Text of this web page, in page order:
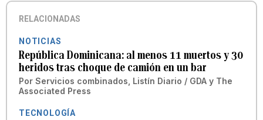
RELACIONADAS
NOTICIAS
República Dominicana: al menos 11 muertos y 30
heridos tras choque de camión en un bar
Por Servicios combinados Listín Diario / GDA y The
Associated Press
TECNOLOGÍA